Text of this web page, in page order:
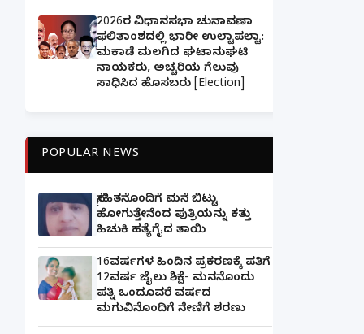
2026ರ ವಿಧಾನಸಭಾ ಚುನಾವಣಾ
ಫಲಿತಾಂಶದಲ್ಲಿ ಭಾರೀ ಉಲ್ಟಾಪಲ್ಟಾ:
ಮಕಾಡೆ ಮಲಗಿದ ಘಟಾನುಘಟಿ
ನಾಯಕರು, ಅಚ್ಚರಿಯ ಗೆಲುವು
ಸಾಧಿಸಿದ ಹೊಸಬರು [Election]
POPULAR NEWS
ಸ್ನೇಹಿತನೊಂದಿಗೆ ಮನೆ ಬಿಟ್ಟು
ಹೋಗುತ್ತೇನೆಂದ ಪುತ್ರಿಯನ್ನು ಕತ್ತು
ಹಿಚುಕಿ ಹತ್ಯೆಗೈದ ತಾಯಿ
16ವರ್ಷಗಳ ಹಿಂದಿನ ಪ್ರಕರಣಕ್ಕೆ ಪತಿಗೆ
12ವರ್ಷ ಜೈಲು ಶಿಕ್ಷೆ- ಮನನೊಂದು
ಪತ್ನಿ ಒಂದೂವರೆ ವರ್ಷದ
ಮಗುವಿನೊಂದಿಗೆ ನೇಣಿಗೆ ಶರಣು